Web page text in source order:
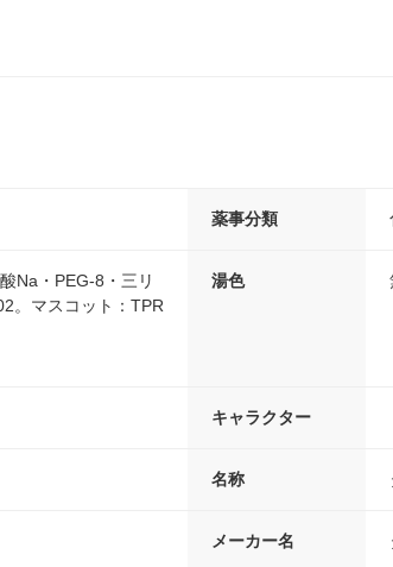
薬事分類
Na・PEG-8・三リ
。マスコット：TPR
湯色
キャラクター
名称
メーカー名